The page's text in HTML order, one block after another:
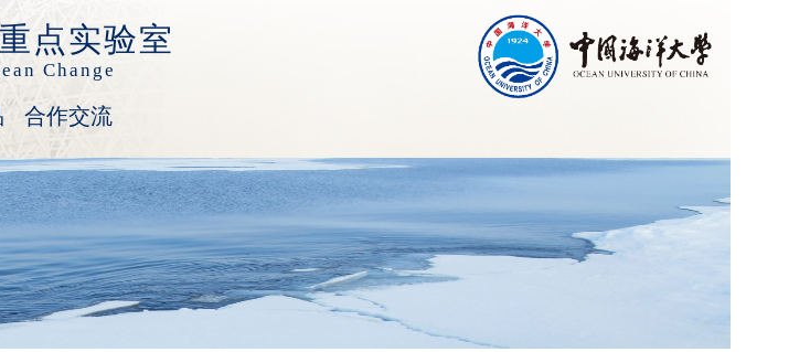
点实验室
Change
合作交流